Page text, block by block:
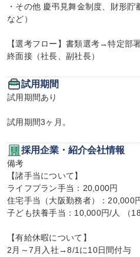
・その他 慶弔見舞金制度、財形
など）
【選考フロー】書類選考→特定
終面接（社長、副社長）
試用期間
試用期間あり
試用期間3ヶ月。
採用企業・紹介会社情報
備考
【諸手当について】
ライフプラン手当：20,000円
住宅手当（大阪勤務者）：20,000
子ども扶養手当：10,000円/人 （
【有給休暇について】
2月～7月入社→8/1に10日間付与